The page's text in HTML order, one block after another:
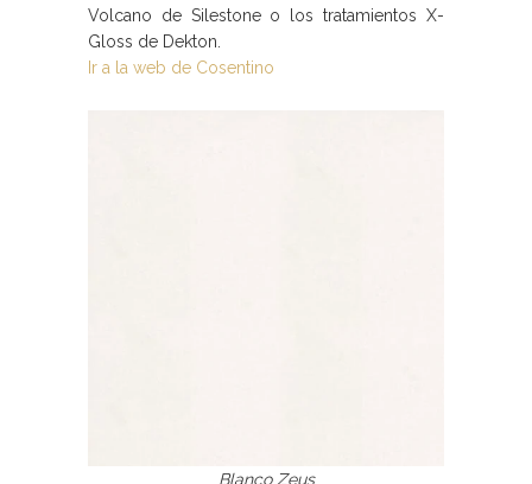
Volcano de Silestone o los tratamientos X-
Gloss de Dekton.
Ir a la web de Cosentino
Blanco Zeus